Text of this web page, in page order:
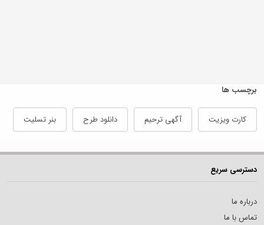
برچسب ها
کارت ویزیت آگهی ترحیم دانلود طرح بنر تسلیت
دسترسی سریع
درباره ما
تماس با ما